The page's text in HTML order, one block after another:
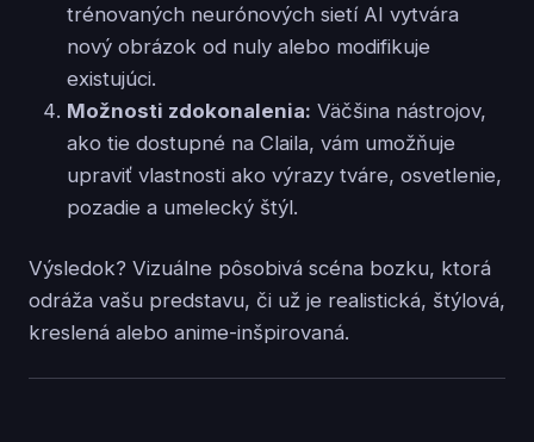
trénovaných neurónových sietí AI vytvára
nový obrázok od nuly alebo modifikuje
existujúci.
Možnosti zdokonalenia: Väčšina nástrojov,
ako tie dostupné na Claila, vám umožňuje
upraviť vlastnosti ako výrazy tváre, osvetlenie,
pozadie a umelecký štýl.
Výsledok? Vizuálne pôsobivá scéna bozku, ktorá
odráža vašu predstavu, či už je realistická, štýlová,
kreslená alebo anime-inšpirovaná.